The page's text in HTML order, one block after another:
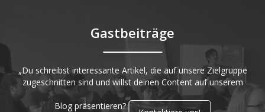
Gastbeiträge
„Du schreibst interessante Artikel, die auf unsere Zielgruppe
zugeschnitten sind und willst deinen Content auf unserem
Blog präsentieren?